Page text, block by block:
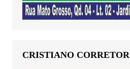
CRISTIANO CORRETOR